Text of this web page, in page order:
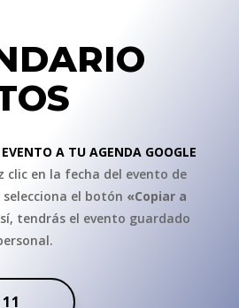
A TU AGENDA GOOGLE
clic en la fecha del evento de
el botón «Copiar a
tendrás el evento guardado